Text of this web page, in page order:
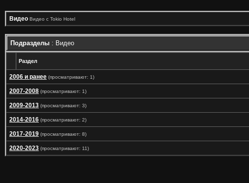
Видео Видео с Tokio Hotel
Подразделы : Видео
Раздел
2006 и ранее (просматривают: 1)
2007-2008 (просматривают: 1)
2009-2013 (просматривают: 3)
2014-2016 (просматривают: 2)
2017-2019 (просматривают: 8)
2020-2023 (просматривают: 11)